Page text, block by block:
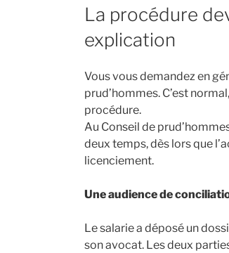
LE
La procédure
explication
Vous vous demandez en
prud’hommes. C’est
procédure.
Au Conseil de
deux temps, dès lors que
licenciement.
Une audience de
Le salarie a déposé un
son avocat. Les deux